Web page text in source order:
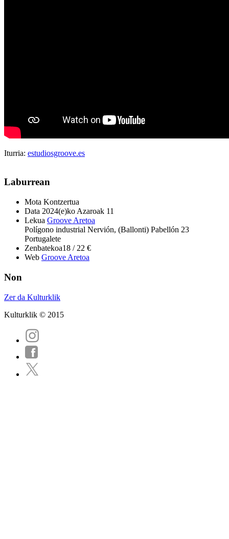
Iturria: estudiosgroove.es
Laburrean
Mota Kontzertua
Data 2024(e)ko Azaroak 11
Lekua Groove Aretoa
Polígono industrial Nervión, (Ballonti) Pabellón 23
Portugalete
Zenbatekoa18 / 22 €
Web Groove Aretoa
Non
Zer da Kulturklik
Kulturklik © 2015